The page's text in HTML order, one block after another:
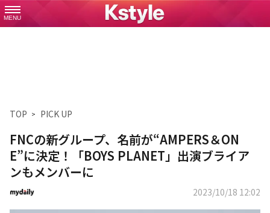
MENU
TOP PICK UP
FNCの新グループ、名前が“AMPERS＆ON
E”に決定！「BOYS PLANET」出演ブライア
ンもメンバーに
2023/10/18 12:02